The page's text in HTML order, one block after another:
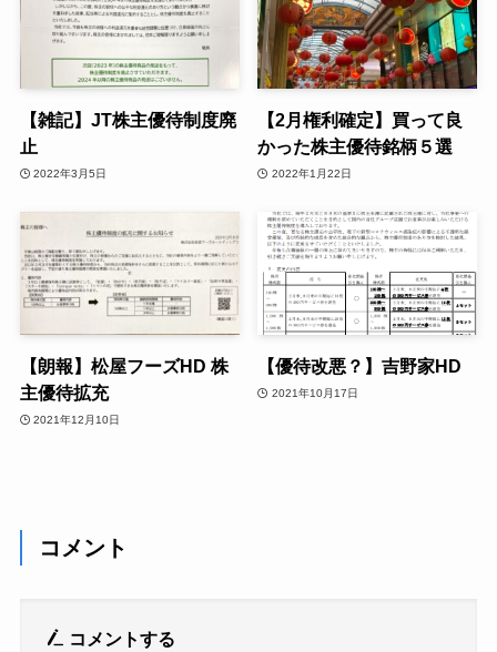
【雑記】JT株主優待制度廃
止
2022年3月5日
【2月権利確定】買って良
かった株主優待銘柄５選
2022年1月22日
【朗報】松屋フーズHD 株
主優待拡充
2021年12月10日
【優待改悪？】吉野家HD
2021年10月17日
コメント
コメントする